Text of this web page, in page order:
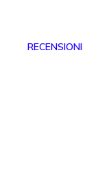
RECENSIONI